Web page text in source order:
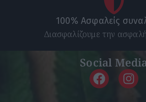
100% Ασφαλείς
Διασφαλίζουμε την
Social